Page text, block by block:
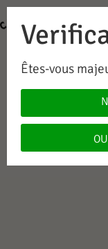
Êtes-vous